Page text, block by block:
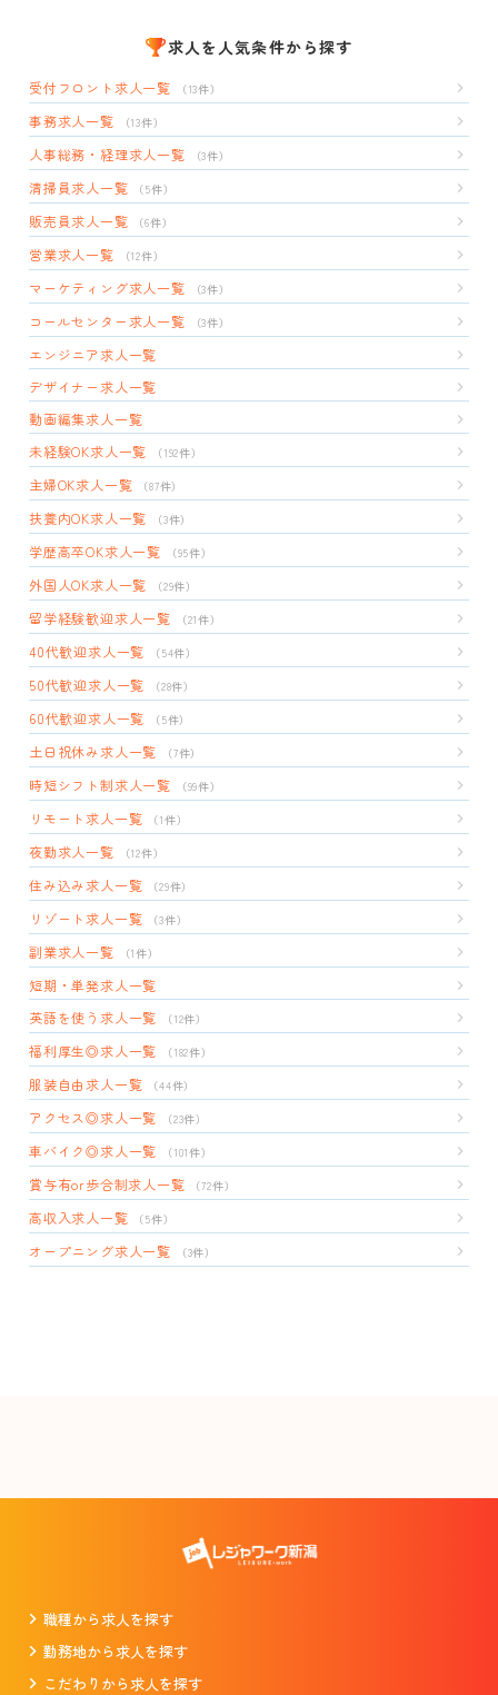
求人を人気条件から探す
受付フロント求人一覧 （13件）
事務求人一覧 （13件）
人事総務・経理求人一覧 （3件）
清掃員求人一覧 （5件）
販売員求人一覧 （6件）
営業求人一覧 （12件）
マーケティング求人一覧 （3件）
コールセンター求人一覧 （3件）
エンジニア求人一覧
デザイナー求人一覧
動画編集求人一覧
未経験OK求人一覧
（192件）
主婦OK求人一覧 （87件）
扶養内OK求人一覧 （3件）
学歴高卒OK求人一覧 （95件）
外国人OK求人一覧 （29件）
留学経験歓迎求人一覧 （21件）
40代歓迎求人一覧 （54件）
50代歓迎求人一覧 （28件）
60代歓迎求人一覧 （5件）
土日祝休み求人一覧 （7件）
時短シフト制求人一覧 （99件）
リモート求人一覧 （1件）
夜勤求人一覧 （12件）
住み込み求人一覧 （29件）
リゾート求人一覧 （3件）
副業求人一覧 （1件）
短期・単発求人一覧
英語を使う求人一覧
（12件）
福利厚生◎求人一覧 （182件）
服装自由求人一覧 （44件）
アクセス◎求人一覧 （23件）
車バイク◎求人一覧 （101件）
賞与有or歩合制求人一覧 （72件）
高収入求人一覧 （5件）
オープニング求人一覧 （3件）
職種から求人を探す
勤務地から求人を探す
こだわりから求人を探す